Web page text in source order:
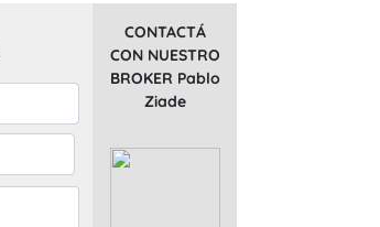
CONTACTÁ
CON NUESTRO
BROKER Pablo
Ziade